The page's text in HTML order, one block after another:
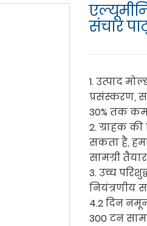
संचार
1. उत्पाद
प्रसंस्करण,
30% तक
2. ग्राहक की
सकता है,
सामग्री
3. उच्च
नियंत्रणीय
4.2 दिन
300 टन